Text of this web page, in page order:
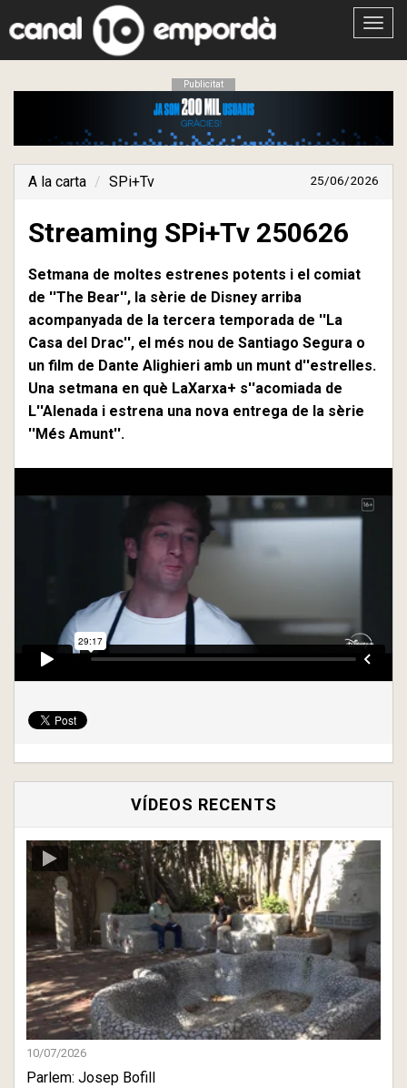
Obrir
Publicitat
A la carta SPi+Tv 25/06/2026
Streaming SPi+Tv 250626
Setmana de moltes estrenes potents i el comiat
de ''The Bear'', la sèrie de Disney arriba
acompanyada de la tercera temporada de ''La
Casa del Drac'', el més nou de Santiago Segura o
un film de Dante Alighieri amb un munt d''estrelles.
Una setmana en què LaXarxa+ s''acomiada de
L''Alenada i estrena una nova entrega de la sèrie
''Més Amunt''.
VÍDEOS RECENTS
10/07/2026
Parlem: Josep Bofill